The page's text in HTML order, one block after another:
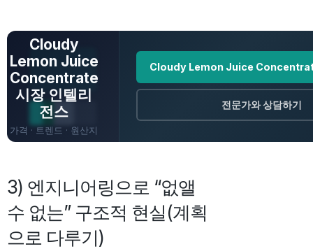
Cloudy
Lemon Juice
Concentrate
시장 인텔리
전스
가격 · 트렌드 · 원산지
Cloudy Lemon Juice
전문가와 상담하기
3) 엔지니어링으로 “없앨
수 없는” 구조적 현실(계획
으로 다루기)